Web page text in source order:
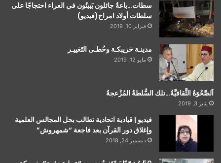
سطات…باعةٌ جائلون يَبيتُون في العراء احتجاجًا على
سلطات أولاد امراح(فيديو)
فبراير 10, 2019
مدينـة خريبكـة وخُطـى التَغييـر
مايو 12, 2019
اَلصَّحْوَةُ الثَّقافيَّةُ…تلك السُّلطةُ المُزْعجةُ
يناير 3, 2019
فيديو | قيادية اتحادية تطالب بحل المجالس العلمية
وإغلاق دور القرآن بعد فاجعة “شمهروش”
ديسمبر 24, 2018